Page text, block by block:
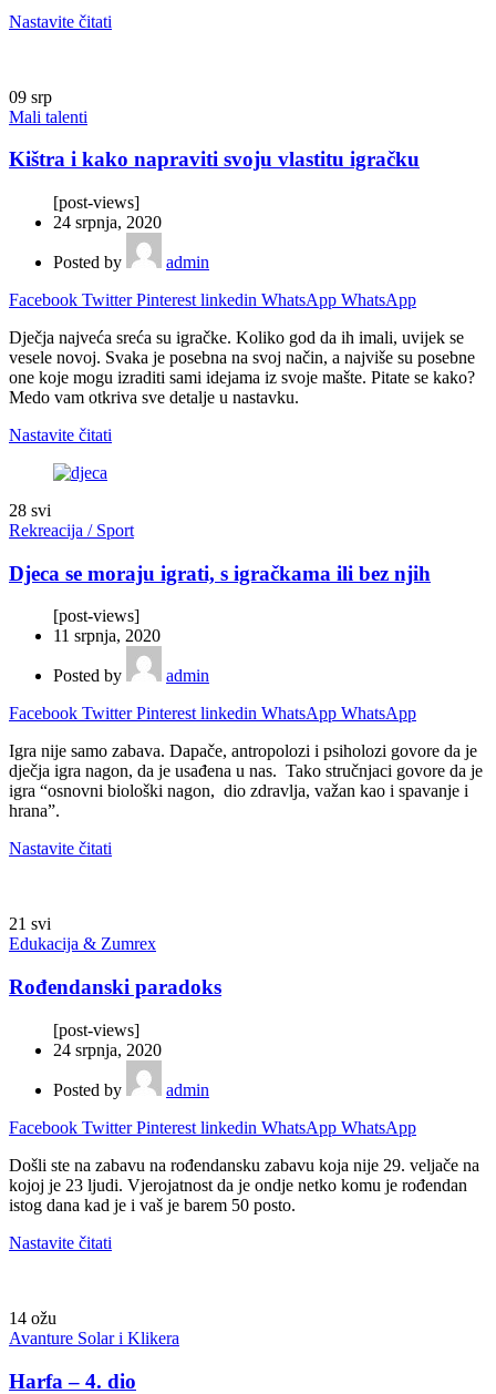
Nastavite čitati
09 srp
Mali talenti
Kištra i kako napraviti svoju vlastitu igračku
[post-views]
24 srpnja, 2020
Posted by
admin
Facebook Twitter Pinterest linkedin WhatsApp WhatsApp
Dječja najveća sreća su igračke. Koliko god da ih imali, uvijek se
vesele novoj. Svaka je posebna na svoj način, a najviše su posebne
one koje mogu izraditi sami idejama iz svoje mašte. Pitate se kako?
Medo vam otkriva sve detalje u nastavku.
Nastavite čitati
28 svi
Rekreacija / Sport
Djeca se moraju igrati, s igračkama ili bez njih
[post-views]
11 srpnja, 2020
Posted by
admin
Facebook Twitter Pinterest linkedin WhatsApp WhatsApp
Igra nije samo zabava. Dapače, antropolozi i psiholozi govore da je
dječja igra nagon, da je usađena u nas. Tako stručnjaci govore da je
igra “osnovni biološki nagon, dio zdravlja, važan kao i spavanje i
hrana”.
Nastavite čitati
21 svi
Edukacija & Zumrex
Rođendanski paradoks
[post-views]
24 srpnja, 2020
Posted by
admin
Facebook Twitter Pinterest linkedin WhatsApp WhatsApp
Došli ste na zabavu na rođendansku zabavu koja nije 29. veljače na
kojoj je 23 ljudi. Vjerojatnost da je ondje netko komu je rođendan
istog dana kad je i vaš je barem 50 posto.
Nastavite čitati
14 ožu
Avanture Solar i Klikera
Harfa – 4. dio